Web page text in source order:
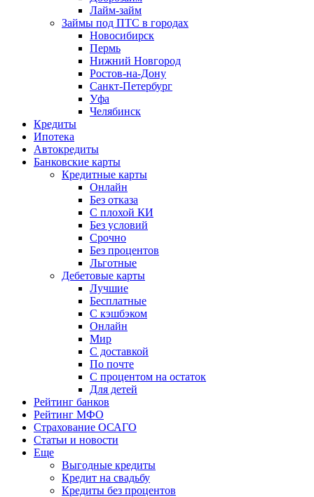
Лайм-займ
Займы под ПТС в городах
Новосибирск
Пермь
Нижний Новгород
Ростов-на-Дону
Санкт-Петербург
Уфа
Челябинск
Кредиты
Ипотека
Автокредиты
Банковские карты
Кредитные карты
Онлайн
Без отказа
С плохой КИ
Без условий
Срочно
Без процентов
Льготные
Дебетовые карты
Лучшие
Бесплатные
С кэшбэком
Онлайн
Мир
С доставкой
По почте
С процентом на остаток
Для детей
Рейтинг банков
Рейтинг МФО
Страхование ОСАГО
Статьи и новости
Еще
Выгодные кредиты
Кредит на свадьбу
Кредиты без процентов